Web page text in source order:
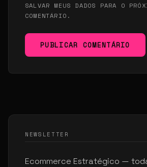
SALVAR MEUS DADOS PARA O
COMENTÁRIO.
PUBLICAR COMENTÁRIO
NEWSLETTER
Ecommerce Estratégico —